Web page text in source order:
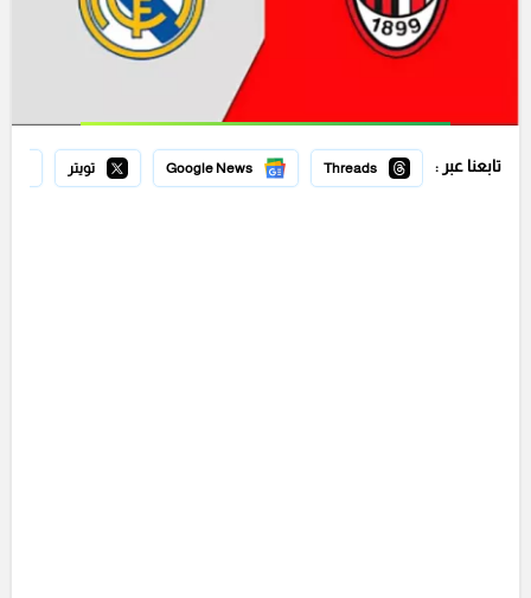
تابعنا عبر : Threads
Google News تويتر